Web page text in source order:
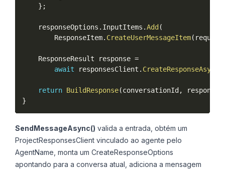
} ;
    responseOptions
. InputItems .Add (
        ResponseItem
. CreateUserMessageItem( request
    ResponseResult response
=
await responsesClient . CreateResponseAsync
return BuildResponse(conversationId , response
}
SendMessageAsync() valida a entrada, obtém um
ProjectResponsesClient vinculado ao agente pelo
AgentName, monta um CreateResponseOptions
apontando para a conversa atual, adiciona a mensagem